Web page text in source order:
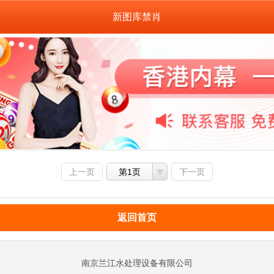
新图库禁肖
上一页 第1页 下一页
返回首页
南京兰江水处理设备有限公司